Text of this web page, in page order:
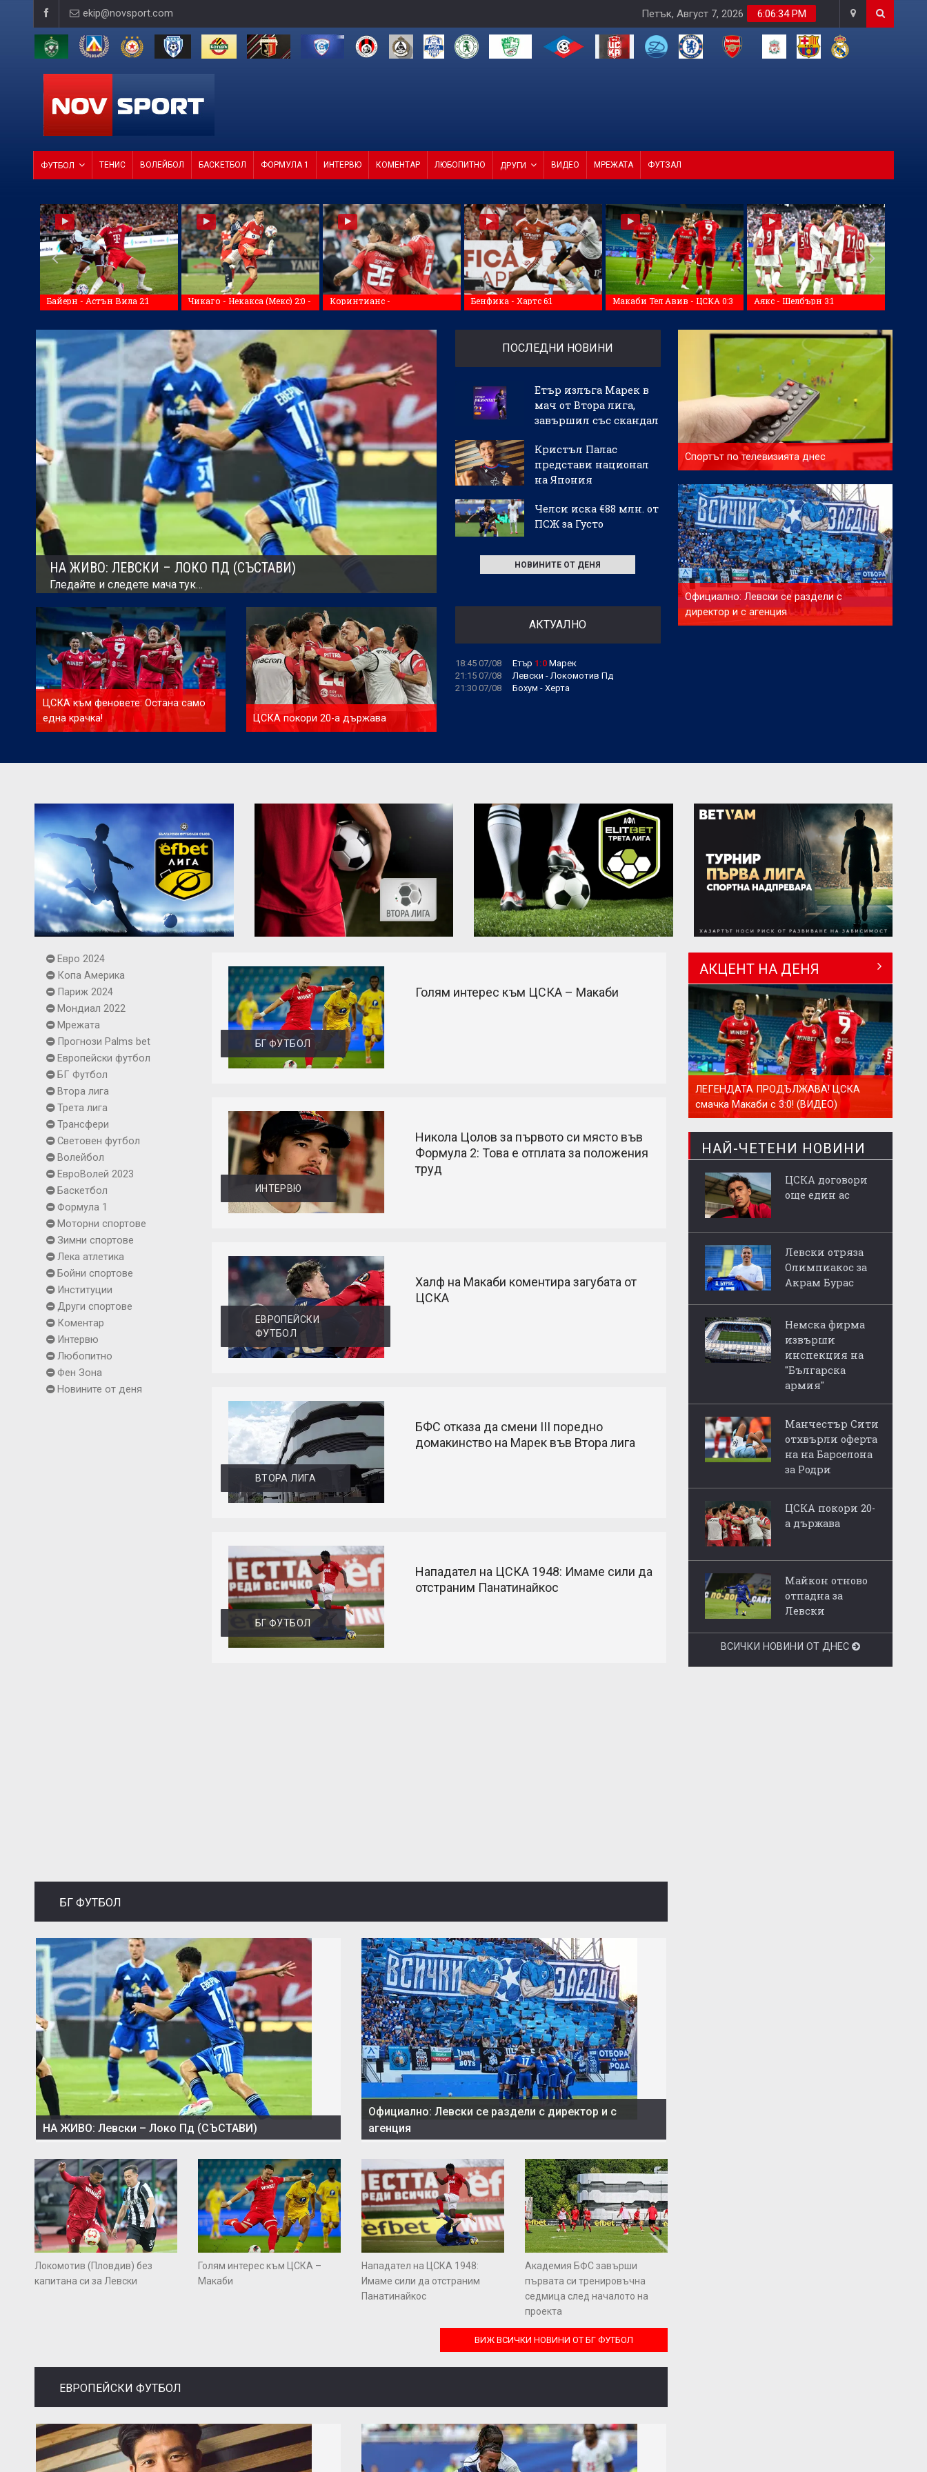
ekip@novsport.com 6:06:36 PM
Петък, Август 7, 2026
ФУТБОЛ ТЕНИС ВОЛЕЙБОЛ БАСКЕТБОЛ ФОРМУЛА 1 ИНТЕРВЮ КОМЕНТАР ЛЮБОПИТНО ДРУГИ ВИДЕО МРЕЖАТА ФУТЗАЛ
Байерн - Астън Вила 2:1
Чикаго - Некакса (Мекс) 2:0 -
Купа на
Коринтианс -
Интернасионал 2:1 (0:2) - Купа
Бенфика - Хартс 6:1 Макаби Тел Авив - ЦСКА 0:3 Аякс - Шелбърн 3:1
НА ЖИВО: ЛЕВСКИ – ЛОКО ПД (СЪСТАВИ)
Гледайте и следете мача тук…
ЦСКА към феновете: Остана само
една крачка!
ЦСКА покори 20-а държава
ПОСЛЕДНИ НОВИНИ
Етър излъга Марек в
мач от Втора лига,
завършил със скандал
Кристъл Палас
представи национал
на Япония
Челси иска €88 млн. от
ПСЖ за Густо
НОВИНИТЕ ОТ ДЕНЯ
АКТУАЛНО
18:45 07/08 Етър 1:0Марек
21:15 07/08
Левски -Локомотив Пд
21:30 07/08
Бохум -Херта
Спортът по телевизията днес
Официално: Левски се раздели с
директор и с агенция
Евро 2024
Копа Америка
Париж 2024
Мондиал 2022
Мрежата
Прогнози Palms bet
Европейски футбол
БГ Футбол
Втора лига
Трета лига
Трансфери
Световен футбол
Волейбол
ЕвроВолей 2023
Баскетбол
Формула 1
Моторни спортове
Зимни спортове
Лека атлетика
Бойни спортове
Институции
Други спортове
Коментар
Интервю
Любопитно
Фен Зона
Новините от деня
БГ ФУТБОЛ
Голям интерес към ЦСКА – Макаби
ИНТЕРВЮ
Никола Цолов за първото си място във
Формула 2: Това е отплата за положения
труд
ЕВРОПЕЙСКИ
ФУТБОЛ
Халф на Макаби коментира загубата от
ЦСКА
ВТОРА ЛИГА
БФС отказа да смени III поредно
домакинство на Марек във Втора лига
БГ ФУТБОЛ
Нападател на ЦСКА 1948: Имаме сили да
отстраним Панатинайкос
АКЦЕНТ НА ДЕНЯ
ЛЕГЕНДАТА ПРОДЪЛЖАВА! ЦСКА
смачка Макаби с 3:0! (ВИДЕО)
НАЙ-ЧЕТЕНИ НОВИНИ
ЦСКА договори
още един ас
Левски отряза
Олимпиакос за
Акрам Бурас
Немска фирма
извърши
инспекция на
"Българска
армия"
Манчестър Сити
отхвърли оферта
на на Барселона
за Родри
ЦСКА покори 20-
а държава
Майкон отново
отпадна за
Левски
ВСИЧКИ НОВИНИ ОТ ДНЕС
БГ ФУТБОЛ
НА ЖИВО: Левски – Локо Пд (СЪСТАВИ)
Официално: Левски се раздели с директор и с
агенция
Локомотив (Пловдив) без
капитана си за Левски
Голям интерес към ЦСКА –
Макаби
Нападател на ЦСКА 1948:
Имаме сили да отстраним
Панатинайкос
Академия БФС завърши
първата си тренировъчна
седмица след началото на
проекта
ВИЖ ВСИЧКИ НОВИНИ ОТ БГ ФУТБОЛ
ЕВРОПЕЙСКИ ФУТБОЛ